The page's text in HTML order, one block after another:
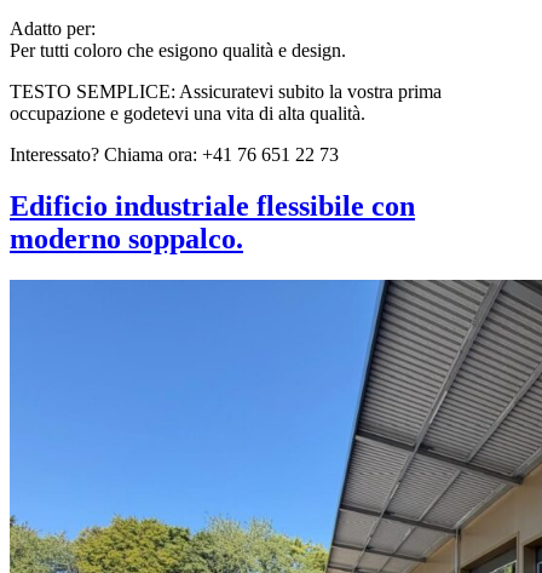
Adatto per:
Per tutti coloro che esigono qualità e design.
TESTO SEMPLICE: Assicuratevi subito la vostra prima
occupazione e godetevi una vita di alta qualità.
Interessato? Chiama ora: +41 76 651 22 73
Edificio industriale flessibile con
moderno soppalco.